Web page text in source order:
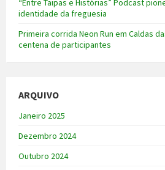
“Entre Taipas e Histórias” Podcast
identidade da freguesia
Primeira corrida Neon Run em Caldas
centena de participantes
ARQUIVO
Janeiro 2025
Dezembro 2024
Outubro 2024